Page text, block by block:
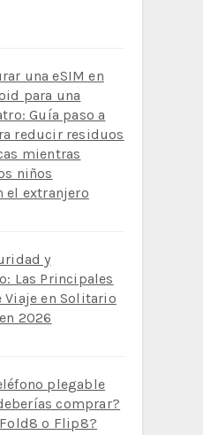
una eSIM en
para una
Guía paso a
reducir residuos
mientras
niños
el extranjero
y
Las Principales
Viaje en Solitario
2026
plegable
comprar?
o Flip8?